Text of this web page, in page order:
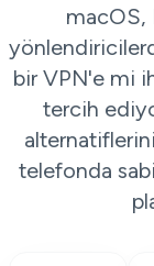
macOS,
bir VPN'e mi
tercih
telefonda